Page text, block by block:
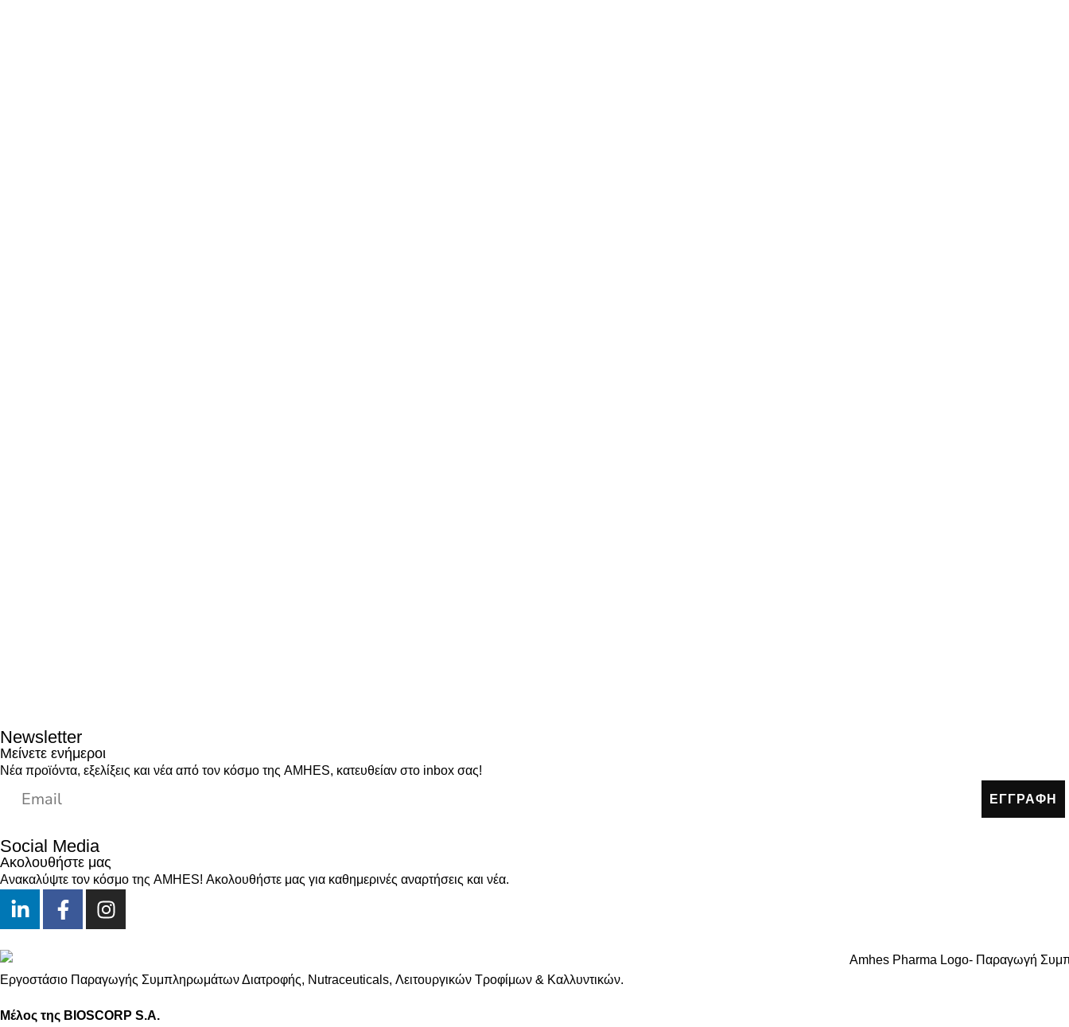
Newsletter
Μείνετε ενήμεροι
Νέα προϊόντα, εξελίξεις και νέα από τον κόσμο της AMHES, κατευθείαν στο inbox σας!
ΕΓΓΡΑΦΗ
Social Media
Ακολουθήστε μας
Ανακαλύψτε τον κόσμο της AMHES! Ακολουθήστε μας για καθημερινές αναρτήσεις και νέα.
Εργοστάσιο Παραγωγής Συμπληρωμάτων Διατροφής, Νutraceuticals, Λειτουργικών Τροφίμων & Καλλυντικών.
Μέλος της BIOSCORP S.A.